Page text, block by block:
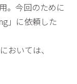
。今回のために
」に依頼した
おいては、